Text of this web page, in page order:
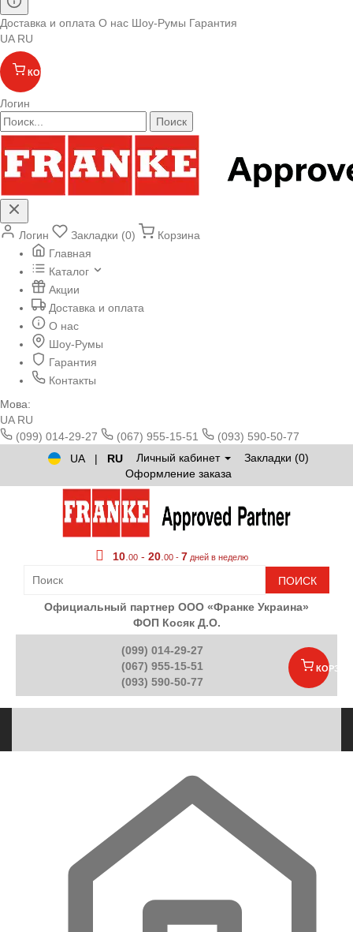
Доставка и оплата О нас Шоу-Румы Гарантия
UA RU
КОРЗИНА
Логин
Поиск
Логин Закладки (0)
Корзина
Главная
Каталог
Акции
Доставка и оплата
О нас
Шоу-Румы
Гарантия
Контакты
Мова:
UA RU
(099) 014-29-27
(067) 955-15-51
(093) 590-50-77
UA
| RU Личный кабинет
Закладки (0)
Оформление заказа
10 00 - 20 00 - 7 дней в неделю
ПОИСК
Официальный партнер ООО «Франке Украина»
ФОП Косяк Д.О.
(099) 014-29-27
(067) 955-15-51
(093) 590-50-77